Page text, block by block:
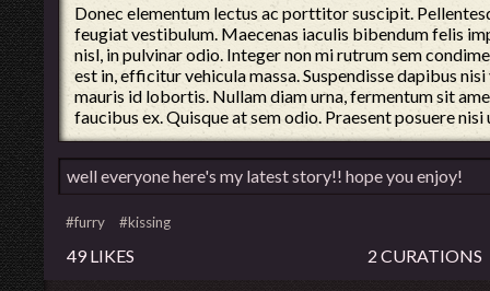
Donec elementum lectus ac porttitor suscipit.
feugiat vestibulum. Maecenas iaculis bibendum felis
nisl, in pulvinar odio. Integer non mi rutrum sem
est in, efficitur vehicula massa. Suspendisse dapibus
mauris id lobortis. Nullam diam urna, fermentum sit
faucibus ex. Quisque at sem odio. Praesent posuere
well everyone here's my latest story!! hope you enjoy!
#furry #kissing
49 LIKES 2 CURATIONS